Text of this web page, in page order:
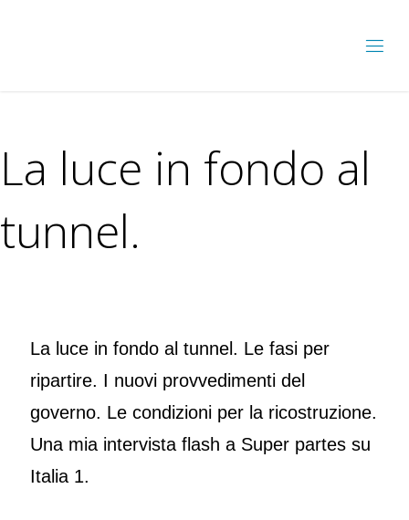
La luce in fondo al
tunnel.
La luce in fondo al tunnel. Le fasi per
ripartire. I nuovi provvedimenti del
governo. Le condizioni per la ricostruzione.
Una mia intervista flash a Super partes su
Italia 1.